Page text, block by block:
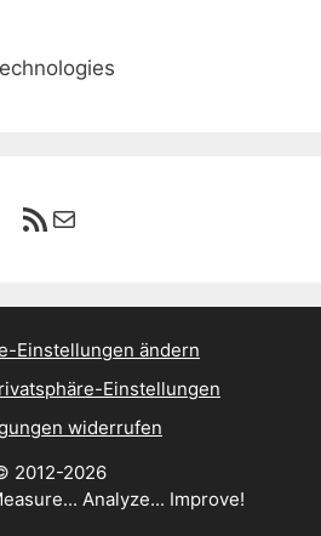
RSS-Feed
E-Mail
Einstellungen ändern
Einstellungen
widerrufen
2012-2026
Analyze... Improve!